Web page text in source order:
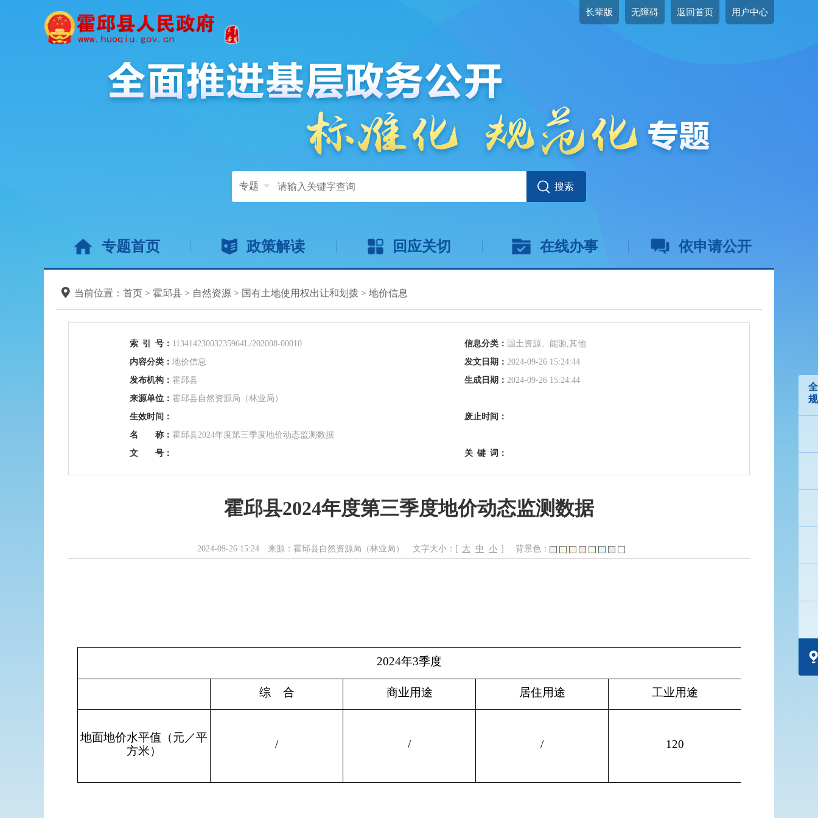
长辈版 无障碍 返回首页 用户中心
专题
专题首页 政策解读 回应关切 在线办事 依申请公开
当前位置： 首页 > 霍邱县 > 自然资源 > 国有土地使用权出让和划拨 > 地价信息
索 引 号： 11341423003235964L/202008-00010 信息分类： 国土资源、能源,其他
内容分类： 地价信息 发文日期： 2024-09-26 15:24:44
发布机构： 霍邱县 生成日期： 2024-09-26 15:24:44
来源单位： 霍邱县自然资源局（林业局）
生效时间：
废止时间：
名 称： 霍邱县2024年度第三季度地价动态监测数据
文 号：
关 键 词：
霍邱县2024年度第三季度地价动态监测数据
2024-09-26 15:24 来源：霍邱县自然资源局（林业局） 文字大小：[ 大 中 小 ] 背景色：
2024年3季度
综 合 商业用途 居住用途 工业用途
地面地价水平值（元／平
方米）
/ / / 120